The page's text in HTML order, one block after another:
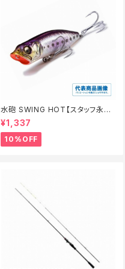
水砲 SWING HOT【スタッフ永徳
夏のチニングオススメルアー】
¥1,337
10%OFF